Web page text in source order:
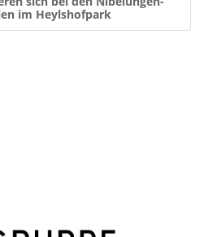
im Heylshofpark